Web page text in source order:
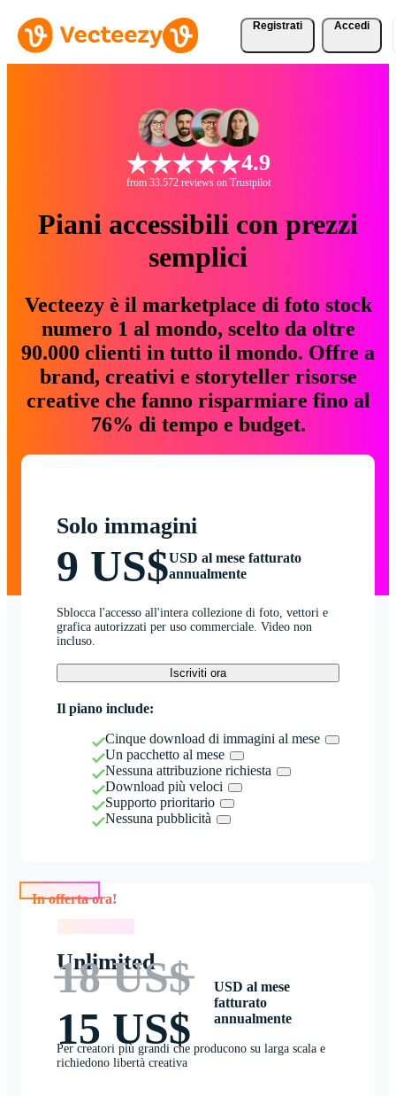
Registrati Accedi
4.9
from 33.572 reviews on Trustpilot
Piani accessibili con prezzi
semplici
Vecteezy è il marketplace di foto stock
numero 1 al mondo, scelto da oltre
90.000 clienti in tutto il mondo. Offre a
brand, creativi e storyteller risorse
creative che fanno risparmiare fino al
76% di tempo e budget.
Solo immagini
9 US$USD al mese fatturato
annualmente
Sblocca l'accesso all'intera collezione di foto, vettori e
grafica autorizzati per uso commerciale. Video non
incluso.
Iscriviti ora
Il piano include:
Cinque download di immagini al mese
Un pacchetto al mese
Nessuna attribuzione richiesta
Download più veloci
Supporto prioritario
Nessuna pubblicità
Unlimited
18 US$
15 US$
USD al mese
fatturato
annualmente
Per creatori più grandi che producono su larga scala e
richiedono libertà creativa